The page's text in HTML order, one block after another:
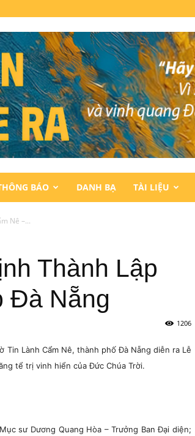
BÁO DANH BẠ TÀI LIỆU
Nê –...
Thành Lập
Đà Nẵng
1206
Tin Lành Cẩm Nê, thành phố Đà Nẵng diễn ra Lễ
tể trị vinh hiển của Đức Chúa Trời.
sư Dương Quang Hòa – Trưởng Ban Đại diện;